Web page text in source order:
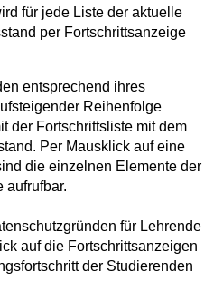
für jede Liste der aktuelle
per Fortschrittsanzeige
entsprechend ihres
Reihenfolge
der Fortschrittsliste mit dem
Per Mausklick auf eine
die einzelnen Elemente der
aufrufbar.
für Lehrende
auf die Fortschrittsanzeigen
der Studierenden